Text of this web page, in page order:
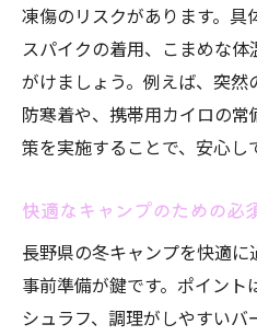
凍傷のリスクがあります。
スパイクの着用、こまめな
がけましょう。例えば、突
防寒着や、携帯用カイロの
策を実施することで、安心し
快適なキャンプのための必
長野県の冬キャンプを快適
事前準備が鍵です。ポイン
シュラフ、調理がしやすい